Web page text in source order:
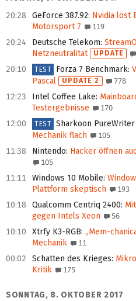
20:28
GeForce 387.92: Nvidia löst
Motorsport 7
119
20:24 Deutsche Telekom:
Netzneutralität
UPDATE
20:10 TEST Forza 7 Benchmark:
Pascal
UPDATE 2 778
12:23 Intel Coffee Lake:
Testergebnisse
170
12:00 TEST Sharkoon PureWriter
Mechanik flach
105
11:38 Nintendo: Hacker öffnen
105
11:11 Windows 10 Mobile:
Plattform skeptisch
193
10:18 Qualcomm Centriq 2400:
gegen Intels Xeon
56
10:10 Xtrfy K3-RGB: „Mem-
Mechanik
11
00:02 Schatten des Krieges:
Kritik
175
SONNTAG, 8. OKTOBER 2017